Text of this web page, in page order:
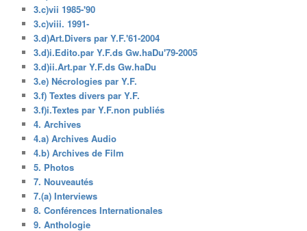
3.c)vii 1985-'90
3.c)viii. 1991-
3.d)Art.Divers par Y.F.'61-2004
3.d)i.Edito.par Y.F.ds Gw.haDu'79-2005
3.d)ii.Art.par Y.F.ds Gw.haDu
3.e) Nécrologies par Y.F.
3.f) Textes divers par Y.F.
3.f)i.Textes par Y.F.non publiés
4. Archives
4.a) Archives Audio
4.b) Archives de Film
5. Photos
7. Nouveautés
7.(a) Interviews
8. Conférences Internationales
9. Anthologie